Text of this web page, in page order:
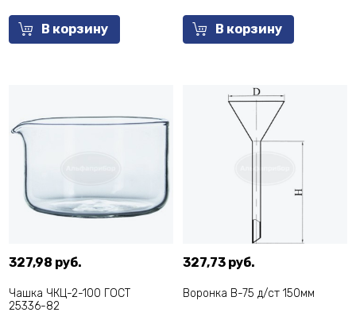
В корзину В корзину
327,98 руб.
Чашка ЧКЦ-2-100 ГОСТ
25336-82
327,73 руб.
Воронка В-75 д/ст 150мм